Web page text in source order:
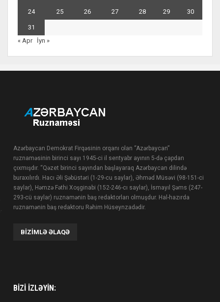
24 25 26 27 28 29 30
31
« Apr
İyn »
Azərbaycan Demokrat Firqəsinin orqanı olan “Azərbaycan”
ruznaməsinin birinci sayı 1945-ci il sentyabr ayının 5-də çapdan
çıxmışdır. “Qəzet birinci sayından başlayaraq Azərbaycan dilində
buraxılırdı. Hacı Əli Şəbüstəri (1-29-cu saylar), Əhməd Müsəvi (98-151-ci
saylar), Həmzə Fəthi Xoşginabi (152-246-cı saylar), İsmayıl Şəms (247-
293-cü saylar) ruznamənin baş redaktorları olmuşdur. Hal-hazırda
ruznamənin baş redaktoru Rəhim Hüseynzadədir.
BIZIMLƏ ƏLAQƏ
BIZI IZLƏYIN: